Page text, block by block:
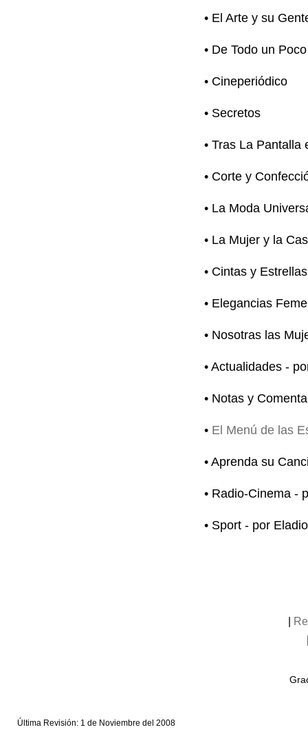
• El Arte y su
• De Todo un
• Cineperiódico
• Secretos
• Tras La Pantalla
• Corte y
• La Moda
• La Mujer y la
• Cintas y Estrellas
• Elegancias
• Nosotras las
• Actualidades -
• Notas y
• El Menú de las
• Aprenda su
• Radio-Cinema -
• Sport - por
Última Revisión: 1 de Noviembre del 2008